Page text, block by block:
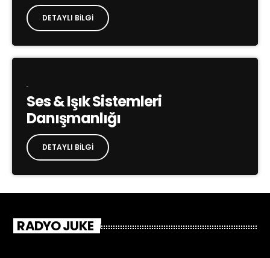
DETAYLI BILGI
Ses & Işık Sistemleri
Danışmanlığı
DETAYLI BILGI
RADYO JUKE